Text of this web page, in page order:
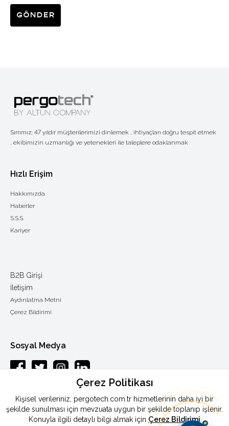
Gönder
Sırrımız; 47 yıldır müşterilerimizi dinlemek , ihtiyaçları doğru tespit etmek
, ekibimizin uzmanlığı ve yetenekleri ile taleplere odaklanmak
Hızlı Erişim
Hakkımızda
Haberler
S.S.S.
Kariyer
B2B Girişi
İletişim
Aydınlatma Metni
Çerez Bildirimi
Sosyal Medya
Esenkent mah.Baraj yolu cad.Endam sok.: 33 Y.Dudullu-Ümraniye /
ISTANBUL
Telefon:0090 444 46 72
Çerez Politikası
Kişisel verileriniz, pergotech.com.tr hizmetlerinin daha iyi bir
şekilde sunulması için mevzuata uygun bir şekilde toplanıp işlenir.
Konuyla ilgili detaylı bilgi almak için Çerez Bildirimi